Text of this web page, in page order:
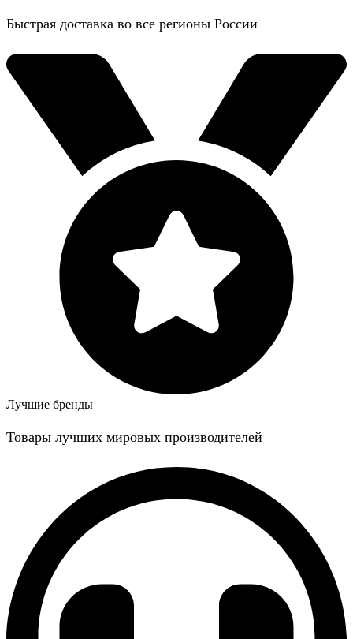
Быстрая доставка во все регионы России
Лучшие бренды
Товары лучших мировых производителей